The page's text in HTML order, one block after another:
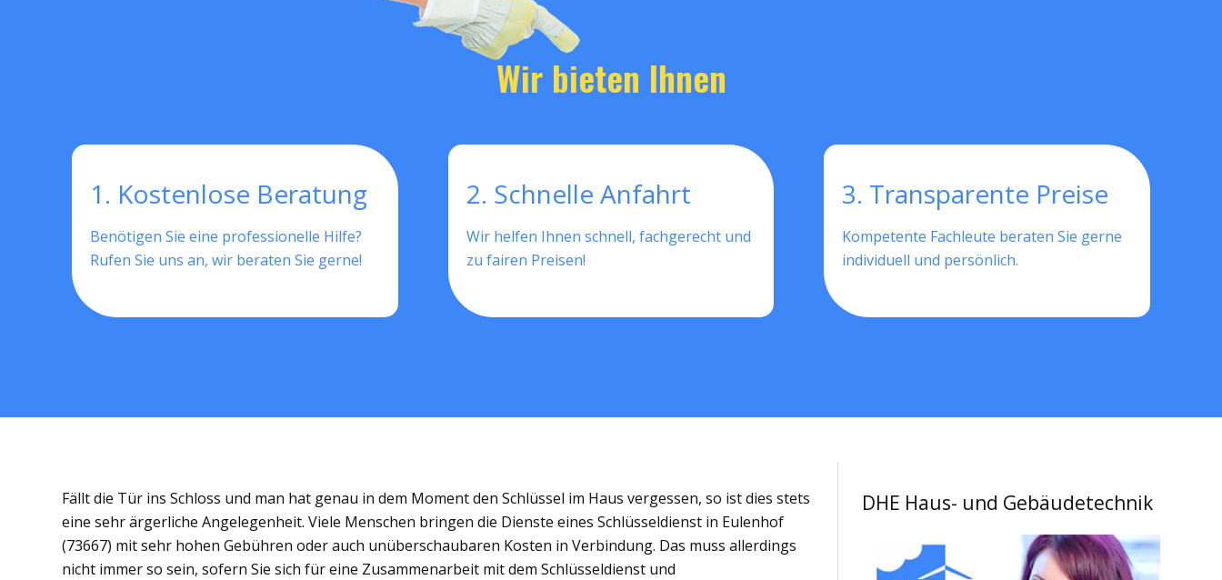
Wir bieten Ihnen
1. Kostenlose Beratung
Benötigen Sie eine professionelle Hilfe?
Rufen Sie uns an, wir beraten Sie gerne!
2. Schnelle Anfahrt
Wir helfen Ihnen schnell, fachgerecht und
zu fairen Preisen!
3. Transparente Preise
Kompetente Fachleute beraten Sie gerne
individuell und persönlich.
DHE Haus- und Gebäudetechnik
Fällt die Tür ins Schloss und man hat genau in dem Moment den Schlüssel im Haus vergessen, so ist dies stets
eine sehr ärgerliche Angelegenheit. Viele Menschen bringen die Dienste eines Schlüsseldienst in Eulenhof
(73667) mit sehr hohen Gebühren oder auch unüberschaubaren Kosten in Verbindung. Das muss allerdings
nicht immer so sein, sofern Sie sich für eine Zusammenarbeit mit dem Schlüsseldienst und